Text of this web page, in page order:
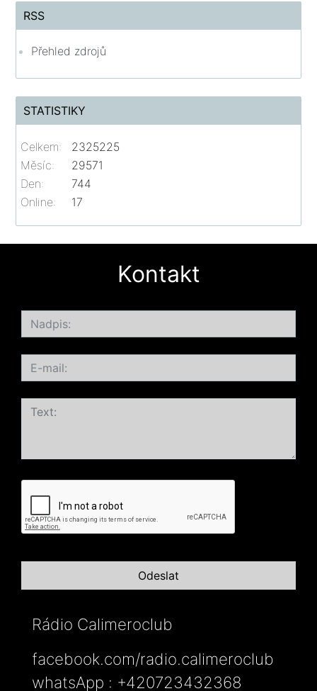
RSS
Přehled zdrojů
STATISTIKY
Online: 17
Celkem:
2325225
Měsíc:
29571
Den:
744
Kontakt
Rádio Calimeroclub
facebook.com/radio.calimeroclub
whatsApp : +420723432368